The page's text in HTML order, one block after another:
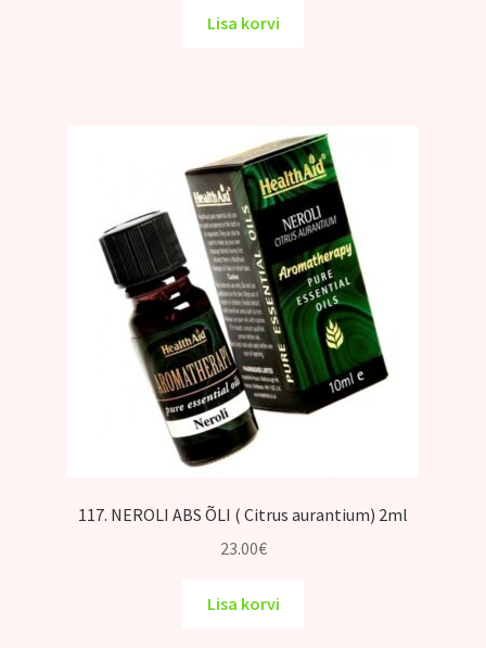
Lisa korvi
117. NEROLI ABS ÕLI ( Citrus aurantium) 2ml
23.00€
Lisa korvi